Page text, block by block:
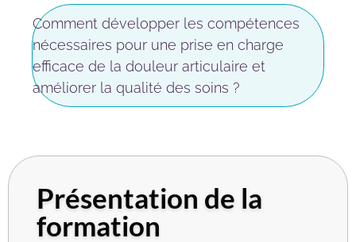
Comment développer les compétences
nécessaires pour une prise en charge
efficace de la douleur articulaire et
améliorer la qualité des soins ?
Présentation de la
formation